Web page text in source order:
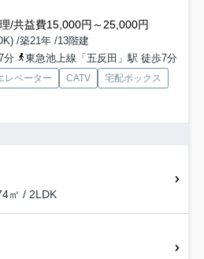
/共益費15,000円～25,000円
/築21年 /13階建
分
東急池上線「五反田」駅 徒歩7分
レベーター CATV
宅配ボックス
㎡ / 2LDK